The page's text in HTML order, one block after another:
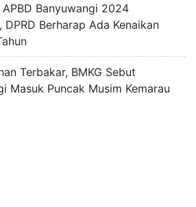
APBD Banyuwangi 2024
DPRD Berharap Ada Kenaikan
Terbakar, BMKG Sebut
Masuk Puncak Musim Kemarau